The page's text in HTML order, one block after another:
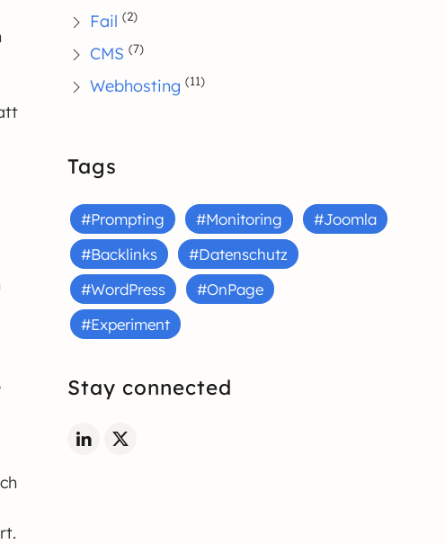
Fail (2)
CMS (7)
Webhosting (11)
Tags
#Prompting #Monitoring
#Joomla
#Backlinks
#Datenschutz
#WordPress
#OnPage
#Experiment
Stay connected